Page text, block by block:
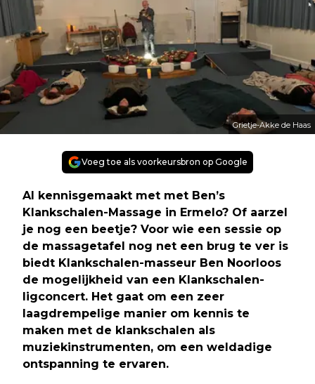
Grietje-Akke de Haas
Voeg toe als voorkeursbron op Google
Al kennisgemaakt met met Ben’s
Klankschalen-Massage in Ermelo? Of aarzel
je nog een beetje? Voor wie een sessie op
de massagetafel nog net een brug te ver is
biedt Klankschalen-masseur Ben Noorloos
de mogelijkheid van een Klankschalen-
ligconcert. Het gaat om een zeer
laagdrempelige manier om kennis te
maken met de klankschalen als
muziekinstrumenten, om een weldadige
ontspanning te ervaren.